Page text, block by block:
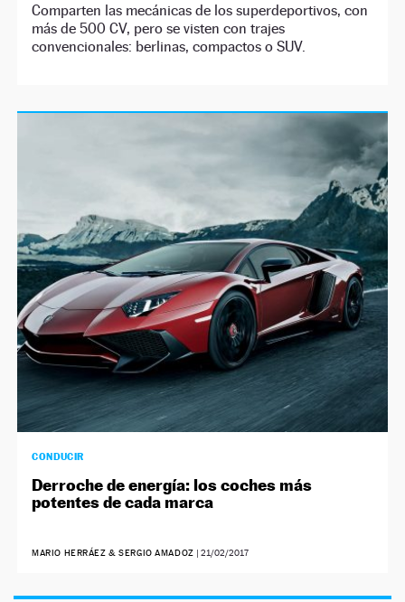
Comparten las mecánicas de los superdeportivos, con
más de 500 CV, pero se visten con trajes
convencionales: berlinas, compactos o SUV.
CONDUCIR
Derroche de energía: los coches más
potentes de cada marca
MARIO HERRÁEZ & SERGIO AMADOZ | 21/02/2017